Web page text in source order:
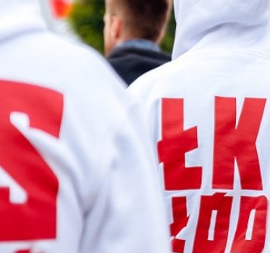
KUP BILET